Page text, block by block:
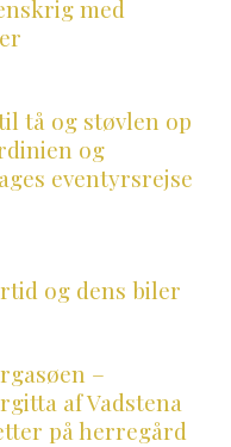
med
tå og støvlen op
og
eventyrsrejse
og dens biler
–
af Vadstena
på herregård